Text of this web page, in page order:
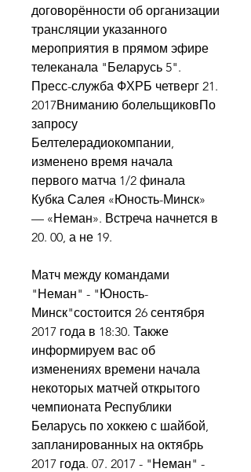
договорённости об организации
трансляции указанного
мероприятия в прямом эфире
телеканала "Беларусь 5".
Пресс-служба ФХРБ четверг 21.
2017Вниманию болельщиковПо
запросу
Белтелерадиокомпании,
изменено время начала
первого матча 1/2 финала
Кубка Салея «Юность-Минск»
— «Неман». Встреча начнется в
20. 00, а не 19.
Матч между командами
"Неман" - "Юность-
Минск"состоится 26 сентября
2017 года в 18:30. Также
информируем вас об
изменениях времени начала
некоторых матчей открытого
чемпионата Республики
Беларусь по хоккею с шайбой,
запланированных на октябрь
2017 года. 07. 2017 - "Неман" -